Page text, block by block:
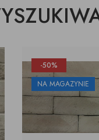
-50%
NA MAGAZYNIE